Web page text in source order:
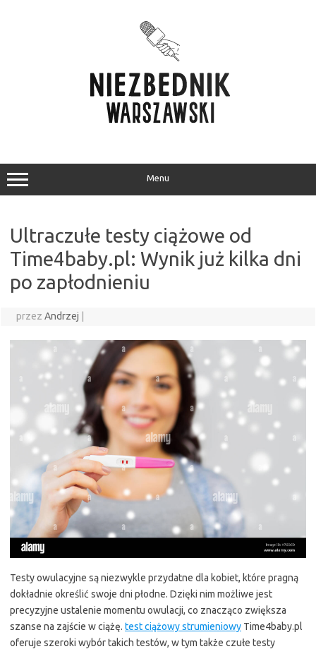
Menu
Ultraczułe testy ciążowe od
Time4baby.pl: Wynik już kilka dni
po zapłodnieniu
przez Andrzej
Testy owulacyjne są niezwykle przydatne dla kobiet, które pragną
dokładnie określić swoje dni płodne. Dzięki nim możliwe jest
precyzyjne ustalenie momentu owulacji, co znacząco zwiększa
szanse na zajście w ciążę. test ciążowy strumieniowy Time4baby.pl
oferuje szeroki wybór takich testów, w tym także czułe testy